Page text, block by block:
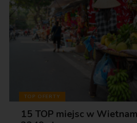
TOP OFERTY
15 TOP miejsc w